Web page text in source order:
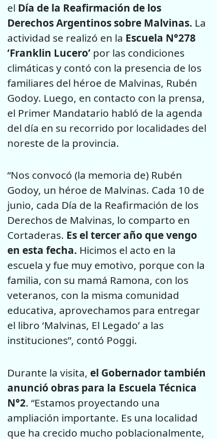
el Día de la Reafirmación de los
Derechos Argentinos sobre Malvinas. La
actividad se realizó en la Escuela N°278
‘Franklin Lucero’ por las condiciones
climáticas y contó con la presencia de los
familiares del héroe de Malvinas, Rubén
Godoy. Luego, en contacto con la prensa,
el Primer Mandatario habló de la agenda
del día en su recorrido por localidades del
noreste de la provincia.
“Nos convocó (la memoria de) Rubén
Godoy, un héroe de Malvinas. Cada 10 de
junio, cada Día de la Reafirmación de los
Derechos de Malvinas, lo comparto en
Cortaderas. Es el tercer año que vengo
en esta fecha. Hicimos el acto en la
escuela y fue muy emotivo, porque con la
familia, con su mamá Ramona, con los
veteranos, con la misma comunidad
educativa, aprovechamos para entregar
el libro ‘Malvinas, El Legado’ a las
instituciones”, contó Poggi.
Durante la visita, el Gobernador también
anunció obras para la Escuela Técnica
N°2. “Estamos proyectando una
ampliación importante. Es una localidad
que ha crecido mucho poblacionalmente,